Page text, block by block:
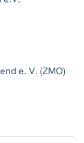
e. V. (ZMO)